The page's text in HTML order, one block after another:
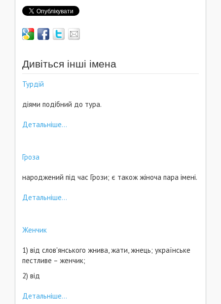
Дивіться інші імена
Турдій
діями подібний до тура.
Детальніше...
Гроза
народжений під час Грози; є також жіноча пара імені.
Детальніше...
Женчик
1) від слов'янського жнива, жати, жнець; українське
пестливе – женчик;
2) від
Детальніше...